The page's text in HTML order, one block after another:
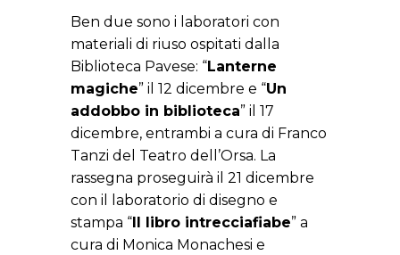
Ben due sono i laboratori con
materiali di riuso ospitati dalla
Biblioteca Pavese: “Lanterne
magiche” il 12 dicembre e “Un
addobbo in biblioteca” il 17
dicembre, entrambi a cura di Franco
Tanzi del Teatro dell’Orsa. La
rassegna proseguirà il 21 dicembre
con il laboratorio di disegno e
stampa “Il libro intrecciafiabe” a
cura di Monica Monachesi e